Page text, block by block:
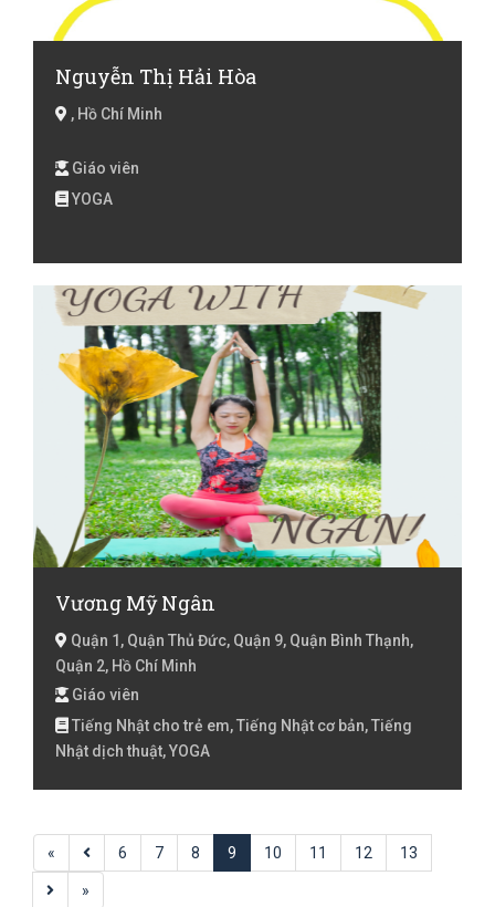
Nguyễn Thị Hải Hòa
, Hồ Chí Minh
Giáo viên
YOGA
Vương Mỹ Ngân
Quận 1, Quận Thủ Đức, Quận 9, Quận Bình Thạnh,
Quận 2, Hồ Chí Minh
Giáo viên
Tiếng Nhật cho trẻ em, Tiếng Nhật cơ bản, Tiếng
Nhật dịch thuật, YOGA
« 6 7 8 9 10 11 12 13
»